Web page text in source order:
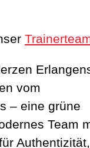
vom
– eine grüne
Team
Authentizität,